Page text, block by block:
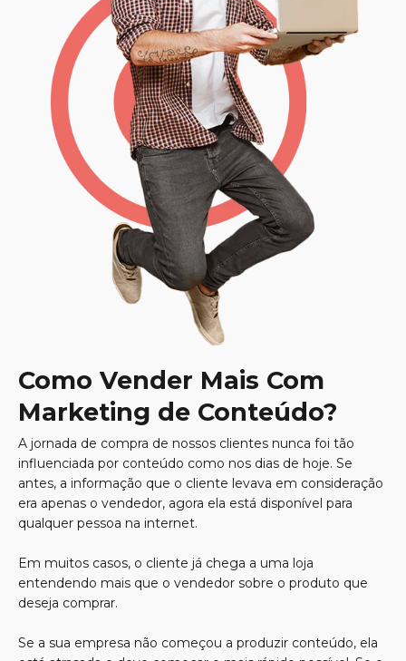
Como Vender Mais Com
Marketing de Conteúdo?
A jornada de compra de nossos clientes nunca foi tão
influenciada por conteúdo como nos dias de hoje. Se
antes, a informação que o cliente levava em consideração
era apenas o vendedor, agora ela está disponível para
qualquer pessoa na internet.
Em muitos casos, o cliente já chega a uma loja
entendendo mais que o vendedor sobre o produto que
deseja comprar.
Se a sua empresa não começou a produzir conteúdo, ela